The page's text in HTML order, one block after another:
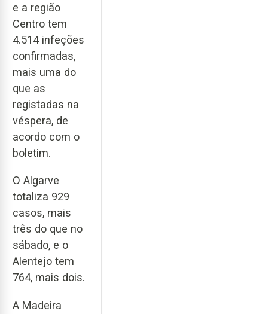
e a região
Centro tem
4.514 infeções
confirmadas,
mais uma do
que as
registadas na
véspera, de
acordo com o
boletim.
O Algarve
totaliza 929
casos, mais
três do que no
sábado, e o
Alentejo tem
764, mais dois.
A Madeira